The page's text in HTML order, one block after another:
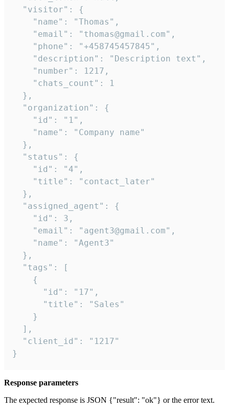
  "visitor": {
    "name": "Thomas",
    "email": "thomas@gmail.com",
    "phone": "+458745457845",
    "description": "Description text",
    "number": 1217,
    "chats_count": 1
  },
  "organization": {
    "id": "1",
    "name": "Company name"
  },
  "status": {
    "id": "4",
    "title": "contact_later"
  },
  "assigned_agent": {
    "id": 3,
    "email": "agent3@gmail.com",
    "name": "Agent3"
  },
  "tags": [
    {
      "id": "17",
      "title": "Sales"
    }
  ],
  "client_id": "1217"
}
Response parameters
The expected response is JSON {"result": "ok"} or the error text.